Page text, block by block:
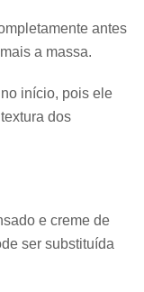
antes
a massa.
início, pois ele
dos
e creme de
ser substituída